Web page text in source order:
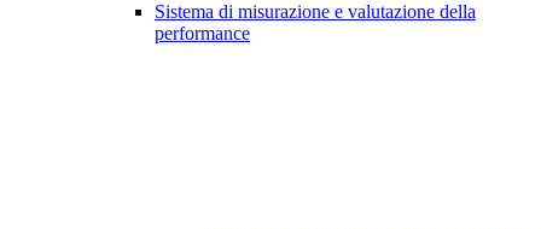
Sistema di misurazione e valutazione della
performance